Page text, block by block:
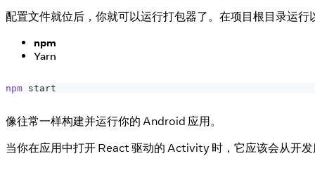
配置文件就位后，你就可以运行打包器了。在项目根目录运行
npm
Yarn
npm start
像往常一样构建并运行你的 Android 应用。
当你在应用中打开 React 驱动的 Activity 时，它应该会从开